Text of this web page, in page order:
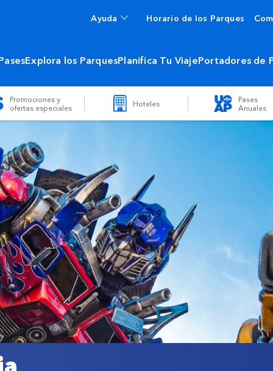
Ayuda Horario de los Parques
Explora los ParquesPlanifica Tu ViajePortadores de
Promociones y
ofertas especiales
Hoteles
Pases
Anuales